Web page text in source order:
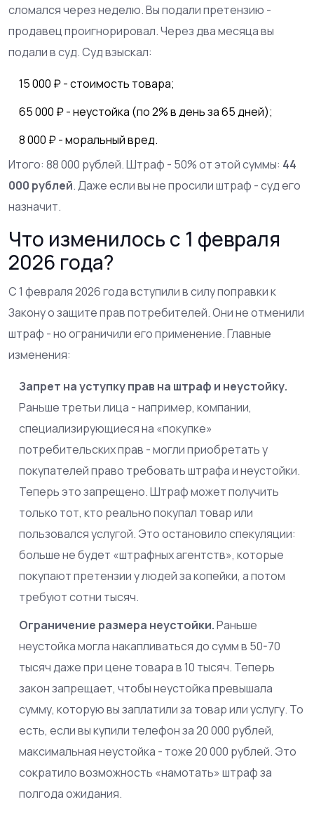
сломался через неделю. Вы подали претензию -
продавец проигнорировал. Через два месяца вы
подали в суд. Суд взыскал:
15 000 ₽ - стоимость товара;
65 000 ₽ - неустойка (по 2% в день за 65 дней);
8 000 ₽ - моральный вред.
Итого: 88 000 рублей. Штраф - 50% от этой суммы: 44
000 рублей. Даже если вы не просили штраф - суд его
назначит.
Что изменилось с 1 февраля
2026 года?
С 1 февраля 2026 года вступили в силу поправки к
Закону о защите прав потребителей. Они не отменили
штраф - но ограничили его применение. Главные
изменения:
Запрет на уступку прав на штраф и неустойку.
Раньше третьи лица - например, компании,
специализирующиеся на «покупке»
потребительских прав - могли приобретать у
покупателей право требовать штрафа и неустойки.
Теперь это запрещено. Штраф может получить
только тот, кто реально покупал товар или
пользовался услугой. Это остановило спекуляции:
больше не будет «штрафных агентств», которые
покупают претензии у людей за копейки, а потом
требуют сотни тысяч.
Ограничение размера неустойки.Раньше
неустойка могла накапливаться до сумм в 50-70
тысяч даже при цене товара в 10 тысяч. Теперь
закон запрещает, чтобы неустойка превышала
сумму, которую вы заплатили за товар или услугу. То
есть, если вы купили телефон за 20 000 рублей,
максимальная неустойка - тоже 20 000 рублей. Это
сократило возможность «намотать» штраф за
полгода ожидания.